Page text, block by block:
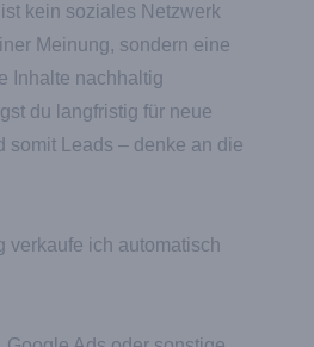
kein soziales Netzwerk
Meinung, sondern eine
Inhalte nachhaltig
du langfristig für neue
somit Leads – denke an die
verkaufe ich automatisch